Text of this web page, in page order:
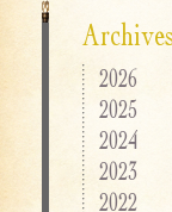
Archives
2026
2025
2024
2023
2022